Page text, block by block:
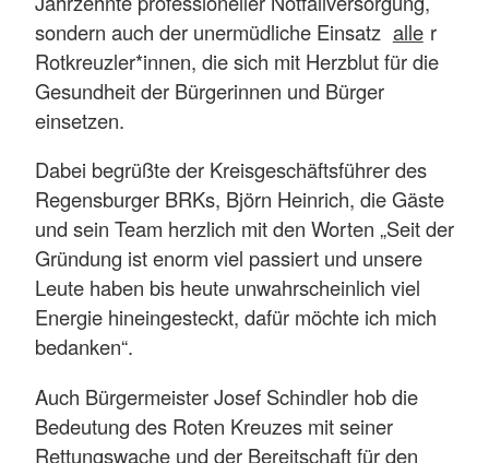
sondern auch der unermüdliche Einsatz alle r
Rotkreuzler*innen, die sich mit Herzblut für die
Gesundheit der Bürgerinnen und Bürger
einsetzen.
Dabei begrüßte der Kreisgeschäftsführer des
Regensburger BRKs, Björn Heinrich, die Gäste
und sein Team herzlich mit den Worten „Seit der
Gründung ist enorm viel passiert und unsere
Leute haben bis heute unwahrscheinlich viel
Energie hineingesteckt, dafür möchte ich mich
bedanken“.
Auch Bürgermeister Josef Schindler hob die
Bedeutung des Roten Kreuzes mit seiner
Rettungswache und der Bereitschaft für den